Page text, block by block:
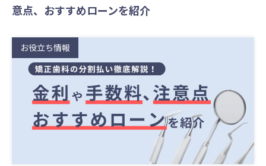
意点、おすすめローンを紹介
お役立ち情報